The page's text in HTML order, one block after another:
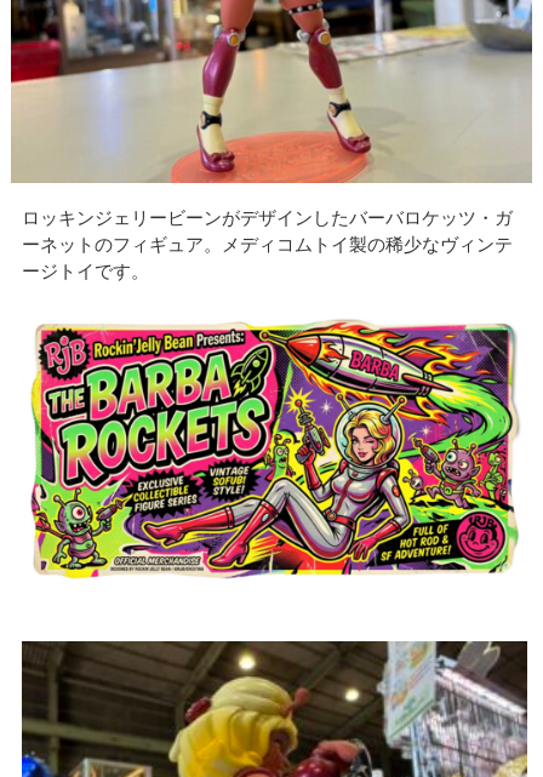
ロッキンジェリービーンがデザインしたバーバロケッツ・ガ
ーネットのフィギュア。メディコムトイ製の稀少なヴィンテ
ージトイです。